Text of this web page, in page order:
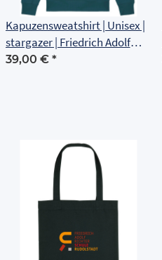
Kapuzensweatshirt | Unisex |
stargazer | Friedrich Adolf
Richter Schule Rudolstadt
39,00 € *